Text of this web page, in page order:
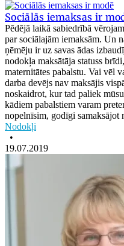
Sociālās iemaksas ir
Pēdējā laikā sabiedrībā
par sociālajām iemaksām. Un
ņēmēju ir uz savas ādas
nodokļa maksātāja statuss
maternitātes pabalstu. Vai vēl
darba devējs nav maksājis
noskaidrot, kur tad paliek
kādiem pabalstiem varam
nopelnīsim, godīgi samaksājot
Nodokļi
•
19.07.2019